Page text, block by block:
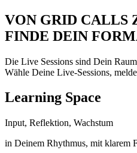
VON GRID CALLS
FINDE DEIN
Die Live Sessions sind Dein
Wähle Deine Live-Sessions,
Learning Space
Input, Reflektion, Wachstum
in Deinem Rhythmus, mit klarem